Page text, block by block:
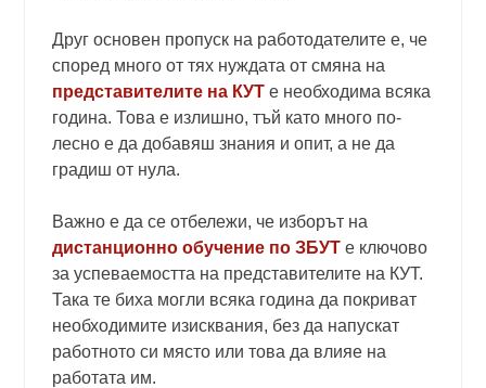
Друг основен пропуск на работодателите е, че
според много от тях нуждата от смяна на
представителите на КУТ е необходима всяка
година. Това е излишно, тъй като много по-
лесно е да добавяш знания и опит, а не да
градиш от нула.
Важно е да се отбележи, че изборът на
дистанционно обучение по ЗБУТ е ключово
за успеваемостта на представителите на КУТ.
Така те биха могли всяка година да покриват
необходимите изисквания, без да напускат
работното си място или това да влияе на
работата им.